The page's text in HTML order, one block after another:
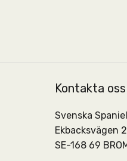
Kontakta oss
Svenska
Ekbacksvägen
SE-168 69